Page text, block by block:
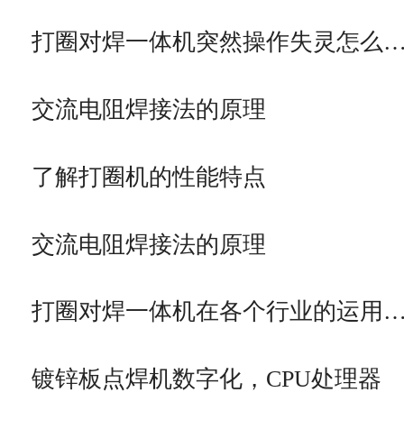
打圈对焊一体机突然操作失灵怎么
交流电阻焊接法的原理
了解打圈机的性能特点
交流电阻焊接法的原理
打圈对焊一体机在各个行业的运用
镀锌板点焊机数字化，CPU处理器